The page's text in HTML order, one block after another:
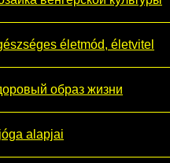
életmód, életvitel
образ жизни
alapjai